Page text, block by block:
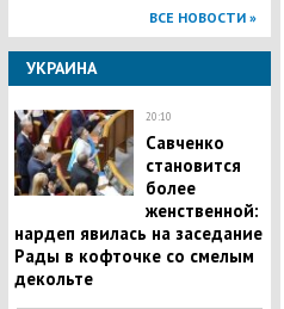
ВСЕ НОВОСТИ »
УКРАИНА
20:10
Савченко
становится
более
женственной:
нардеп явилась на заседание
Рады в кофточке со смелым
декольте